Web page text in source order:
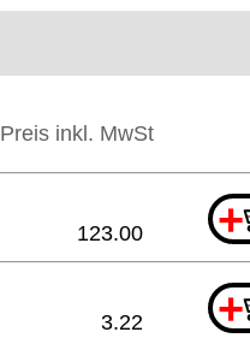
Preis inkl. MwSt
+
123.00
+
3.22